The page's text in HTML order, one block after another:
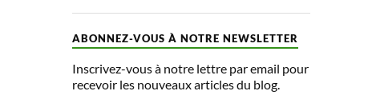
ABONNEZ-VOUS À NOTRE NEWSLETTER
Inscrivez-vous à notre lettre par email pour
recevoir les nouveaux articles du blog.